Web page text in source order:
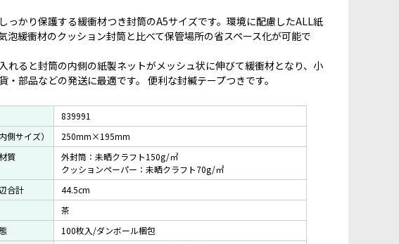
っかり保護する緩衝材つき封筒のA5サイズです。環境に配慮したALL紙
泡緩衝材のクッション封筒と比べて保管場所の省スペース化が可能で
れると封筒の内側の紙製ネットがメッシュ状に伸びて緩衝材となり、小
・部品などの発送に最適です。 便利な封緘テープつきです。
839991
側サイズ）
250mm×195mm
質
外封筒：未晒クラフト150g/㎡
クッションペーパー：未晒クラフト70g/㎡
合計
44.5cm
茶
100枚入/ダンボール梱包